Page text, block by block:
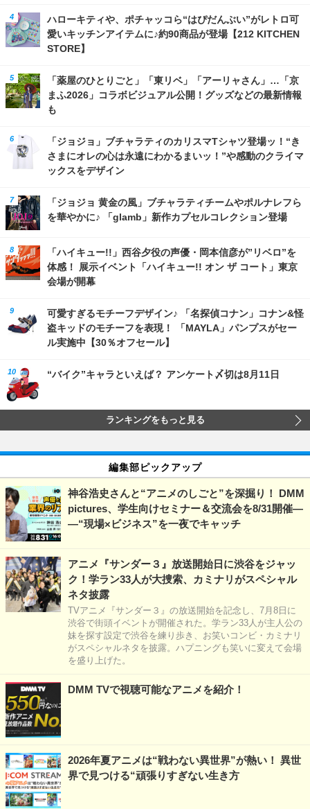
ハローキティや、ポチャッコら“はぴだんぶい”がレトロ可
愛いキッチンアイテムに♪約90商品が登場【212 KITCHEN
STORE】
「薬屋のひとりごと」「東リベ」「アーリャさん」…「京
まふ2026」コラボビジュアル公開！グッズなどの最新情報
も
「ジョジョ」ブチャラティのカリスマTシャツ登場ッ！“き
さまにオレの心は永遠にわかるまいッ！”や感動のクライマ
ックスをデザイン
「ジョジョ 黄金の風」ブチャラティチームやポルナレフら
を華やかに♪ 「glamb」新作カプセルコレクション登場
「ハイキュー!!」西谷夕役の声優・岡本信彦が”リベロ”を
体感！ 展示イベント「ハイキュー!! オン ザ コート」東京
会場が開幕
可愛すぎるモチーフデザイン♪ 「名探偵コナン」コナン&怪
盗キッドのモチーフを表現！ 「MAYLA」パンプスがセー
ル実施中【30％オフセール】
“バイク”キャラといえば？ アンケート〆切は8月11日
ランキングをもっと見る
編集部ピックアップ
神谷浩史さんと“アニメのしごと”を深掘り！ DMM
pictures、学生向けセミナー＆交流会を8/31開催―
―“現場×ビジネス”を一夜でキャッチ
アニメ『サンダー３』放送開始日に渋谷をジャッ
ク！学ラン33人が大捜索、カミナリがスペシャル
ネタ披露
TVアニメ『サンダー３』の放送開始を記念し、7月8日に
渋谷で街頭イベントが開催された。学ラン33人が主人公の
妹を探す設定で渋谷を練り歩き、お笑いコンビ・カミナリ
がスペシャルネタを披露。ハプニングも笑いに変えて会場
を盛り上げた。
DMM TVで視聴可能なアニメを紹介！
2026年夏アニメは“戦わない異世界”が熱い！ 異世
界で見つける“頑張りすぎない生き方